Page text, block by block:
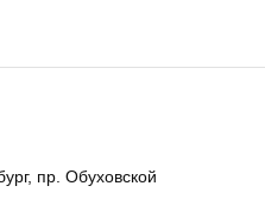
пр. Обуховской